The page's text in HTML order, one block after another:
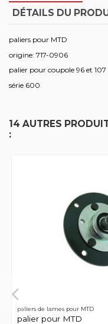
DÉTAILS DU
paliers pour MTD
origine: 717-0906
palier pour coupole 96 et
série 600
14 AUTRES
:
paliers de lames pour MTD
palier pour MTD